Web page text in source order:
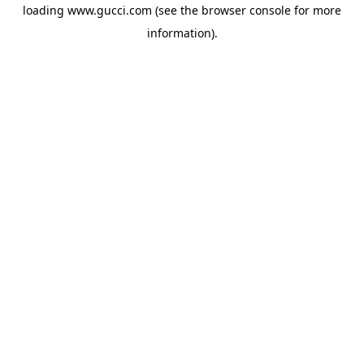
loading www.gucci.com (see the browser console for more
information).